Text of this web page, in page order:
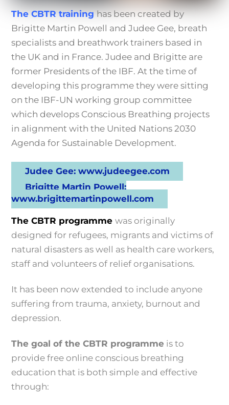
The CBTR training has been created by
Brigitte Martin Powell and Judee Gee, breath
specialists and breathwork trainers based in
the UK and in France. Judee and Brigitte are
former Presidents of the IBF. At the time of
developing this programme they were sitting
on the IBF-UN working group committee
which develops Conscious Breathing projects
in alignment with the United Nations 2030
Agenda for Sustainable Development.
Judee Gee: www.judeegee.com
Brigitte Martin Powell:
www.brigittemartinpowell.com
The CBTR programmewas originally
designed for refugees, migrants and victims of
natural disasters as well as health care workers,
staff and volunteers of relief organisations.
It has been now extended to include anyone
suffering from trauma, anxiety, burnout and
depression.
The goal of the CBTR programme is to
provide free online conscious breathing
education that is both simple and effective
through: